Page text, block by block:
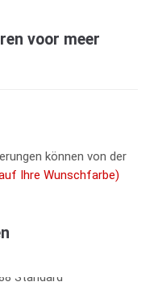
voor meer
können von der
Ihre Wunschfarbe)